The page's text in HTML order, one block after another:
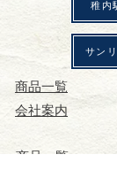
稚内
サン
商品一覧
会社案内
商品一覧